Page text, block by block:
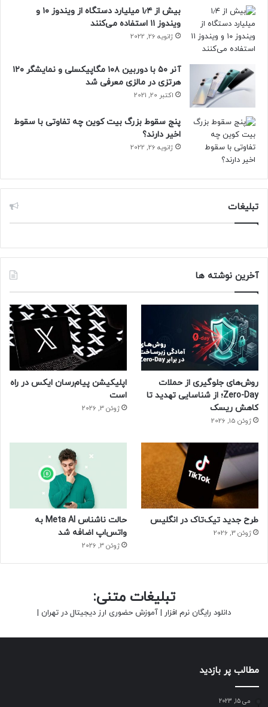
اشتراک گذاشتن انرژی باتری خود با خانه خود یا شبکه برق،
صرفه‌جویی کنند.
در حالی که این امر احتمالا هزینه‌های اولیه نصب کاربران را
افزایش می‌دهد، اما با صرفه‌جویی طی چند ماه جبران می‌شود.
منبع: ایسنا
حتما بخوانید :
جنگ سایبری با هوش مصنوعی: تهدیدی تازه
برای امنیت جهانی
خودروی الکتریکی
بیش از ۱٫۴ میلیارد دستگاه از ویندوز ۱۰ و
ویندوز ۱۱ استفاده می‌کنند
ژانویه 26, 2022
آنر ۵۰ با دوربین ۱۰۸ مگاپیکسلی و نمایشگر ۱۲۰
هرتزی در مالزی معرفی شد
اکتبر 20, 2021
پنج سقوط بزرگ بیت کوین چه تفاوتی با سقوط
اخیر دارند؟
ژانویه 26, 2022
تبلیغات
آخرین نوشته ها
روش‌های جلوگیری از حملات
Zero-Day؛ از شناسایی تهدید تا
کاهش ریسک
ژوئن 15, 2026
اپلیکیشن پیام‌رسان ایکس در راه
است
ژوئن 3, 2026
طرح جدید تیک‌تاک در انگلیس
ژوئن 3, 2026
حالت ناشناس Meta AI به
واتس‌اپ اضافه شد
ژوئن 3, 2026
تبلیغات متنی:
دانلود رایگان نرم افزار | آموزش حضوری ارز دیجیتال در تهران |
مطالب پر بازدید
می 15, 2023